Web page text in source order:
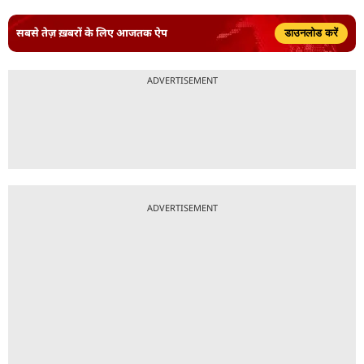
सबसे तेज़ ख़बरों के लिए आजतक ऐप डाउनलोड करें
ADVERTISEMENT
ADVERTISEMENT